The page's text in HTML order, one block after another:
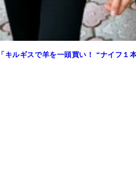
ルギスで羊を一頭買い！ “ナイフ１